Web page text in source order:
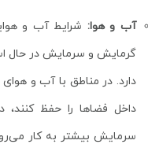
آب و هوا: شرایط آب و
گرمایش و سرمایش در حال
دارد. در مناطق با آب و
داخل فضاها را حفظ
سرمایش بیشتر به کار